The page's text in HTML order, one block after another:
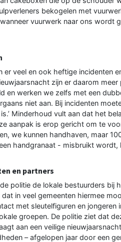
bekogelen met
vuurwerk naar ons wordt
er veel en ook heftige incidenten
zijn er daarom
en werken we zelfs met een
niet aan. Bij incidenten
Minderhoud vult aan dat het
aanpak is erop gericht om te
we kunnen handhaven, maar
handgranaat - misbruikt wordt,
en partners
politie de lokale bestuurders bij
dat in veel gemeenten hiermee
met sleutelfiguren en
groepen. De politie ziet dat
aan een veilige
– afgelopen jaar door een